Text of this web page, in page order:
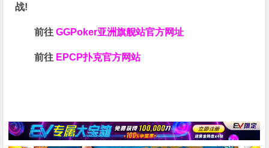
战!
前往GGPoker亚洲旗舰站官方网址
前往 EPCP扑克官方网站